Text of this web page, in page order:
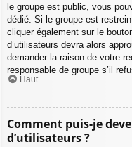
le groupe est public, vous
dédié. Si le groupe est
cliquer également sur le
d’utilisateurs devra alors
demander la raison de votre
responsable de groupe s’il
Haut
Comment puis-je
d’utilisateurs ?